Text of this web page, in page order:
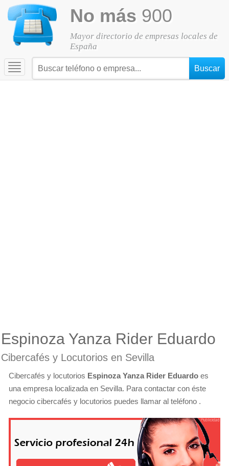
No más 900
Mayor directorio de empresas locales de
España
Toggle
navigation
Espinoza Yanza Rider Eduardo
Cibercafés y Locutorios en Sevilla
Cibercafés y locutorios Espinoza Yanza Rider Eduardo es
una empresa localizada en Sevilla. Para contactar con éste
negocio cibercafés y locutorios puedes llamar al teléfono .